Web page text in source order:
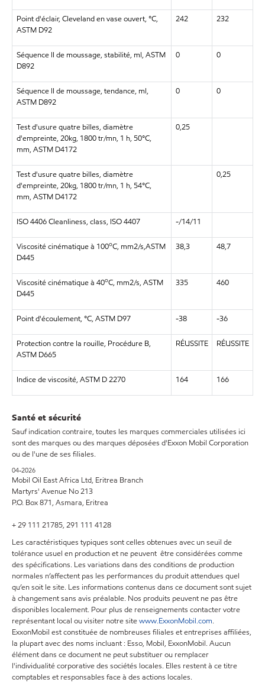
Point d'éclair, Cleveland en vase ouvert, °C,
ASTM D92
242 232
Séquence II de moussage, stabilité, ml, ASTM
D892
0 0
Séquence II de moussage, tendance, ml,
ASTM D892
0 0
Test d'usure quatre billes, diamètre
d'empreinte, 20kg, 1800 tr/mn, 1 h, 50°C,
mm, ASTM D4172
0,25
Test d'usure quatre billes, diamètre
d'empreinte, 20kg, 1800 tr/mn, 1 h, 54°C,
mm, ASTM D4172
0,25
ISO 4406 Cleanliness, class, ISO 4407 -/14/11
Viscosité cinématique à 100oC, mm2/s,ASTM
D445
38,3 48,7
Viscosité cinématique à 40oC, mm2/s, ASTM
D445
335 460
Point d'écoulement, °C, ASTM D97 -38 -36
Protection contre la rouille, Procédure B,
ASTM D665
RÉUSSITE RÉUSSITE
Indice de viscosité, ASTM D 2270 164 166
Santé et sécurité
Sauf indication contraire, toutes les marques commerciales utilisées ici
sont des marques ou des marques déposées d'Exxon Mobil Corporation
ou de l'une de ses filiales.
04-2026
Mobil Oil East Africa Ltd, Eritrea Branch
Martyrs' Avenue No 213
P.O. Box 871, Asmara, Eritrea
+ 29 111 21785, 291 111 4128
Les caractéristiques typiques sont celles obtenues avec un seuil de
tolérance usuel en production et ne peuvent être considérées comme
des spécifications. Les variations dans des conditions de production
normales n’affectent pas les performances du produit attendues quel
qu’en soit le site. Les informations contenus dans ce document sont sujet
à changement sans avis préalable. Nos produits peuvent ne pas être
disponibles localement. Pour plus de renseignements contacter votre
représentant local ou visiter notre sitewww.ExxonMobil.com.
ExxonMobil est constituée de nombreuses filiales et entreprises affiliées,
la plupart avec des noms incluant : Esso, Mobil, ExxonMobil. Aucun
élément dans ce document ne peut substituer ou remplacer
l'individualité corporative des sociétés locales. Elles restent à ce titre
comptables et responsables face à des actions locales.